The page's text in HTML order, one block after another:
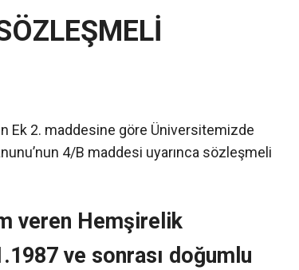
Ek 2. maddesine göre Üniversitemizde
4/B maddesi uyarınca sözleşmeli
veren Hemşirelik
ve sonrası doğumlu